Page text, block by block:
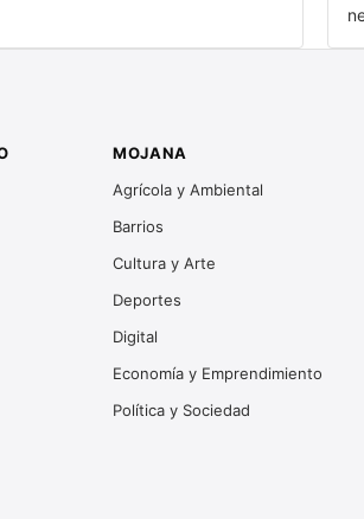
MOJANA
Agrícola y Ambiental
Barrios
Cultura y Arte
Deportes
Digital
Economía y Emprendimiento
Política y Sociedad